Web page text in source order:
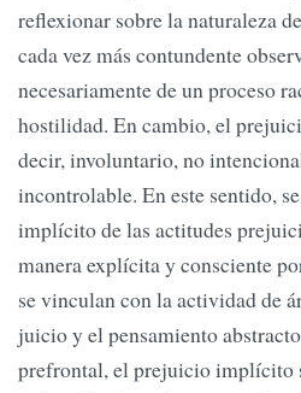
reflexionar sobre la naturaleza
cada vez más contundente
necesariamente de un proceso
hostilidad. En cambio, el
decir, involuntario, no
incontrolable. En este sentido,
implícito de las actitudes
manera explícita y consciente
se vinculan con la actividad de
juicio y el pensamiento
prefrontal, el prejuicio implícito